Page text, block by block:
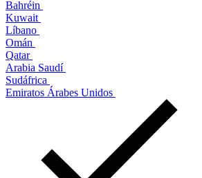
Bahréin
Kuwait
Líbano
Omán
Qatar
Arabia Saudí
Sudáfrica
Emiratos Árabes Unidos